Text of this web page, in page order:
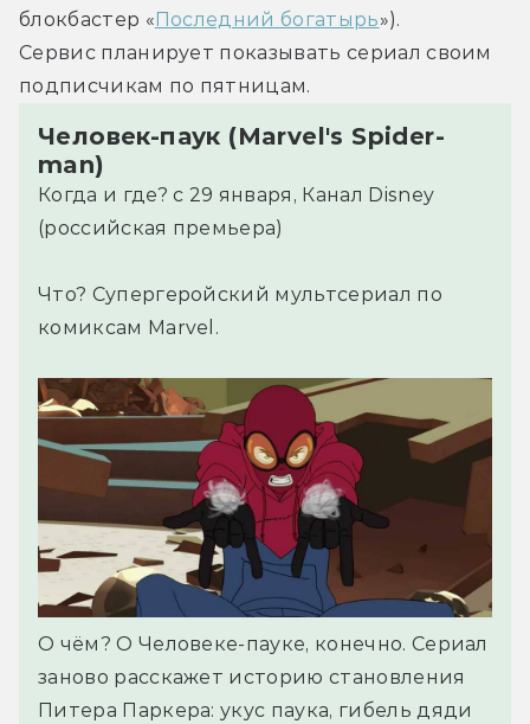
блокбастер «Последний богатырь»).
Сервис планирует показывать сериал своим
подписчикам по пятницам.
Человек-паук (Marvel's Spider-
man)
Когда и где? с 29 января, Канал Disney
(российская премьера)
Что? Супергеройский мультсериал по
комиксам Marvel.
О чём? О Человеке-пауке, конечно. Сериал
заново расскажет историю становления
Питера Паркера: укус паука, гибель дяди